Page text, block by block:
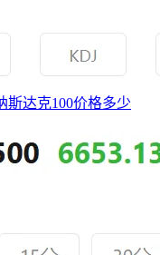
斯达克100价格多少